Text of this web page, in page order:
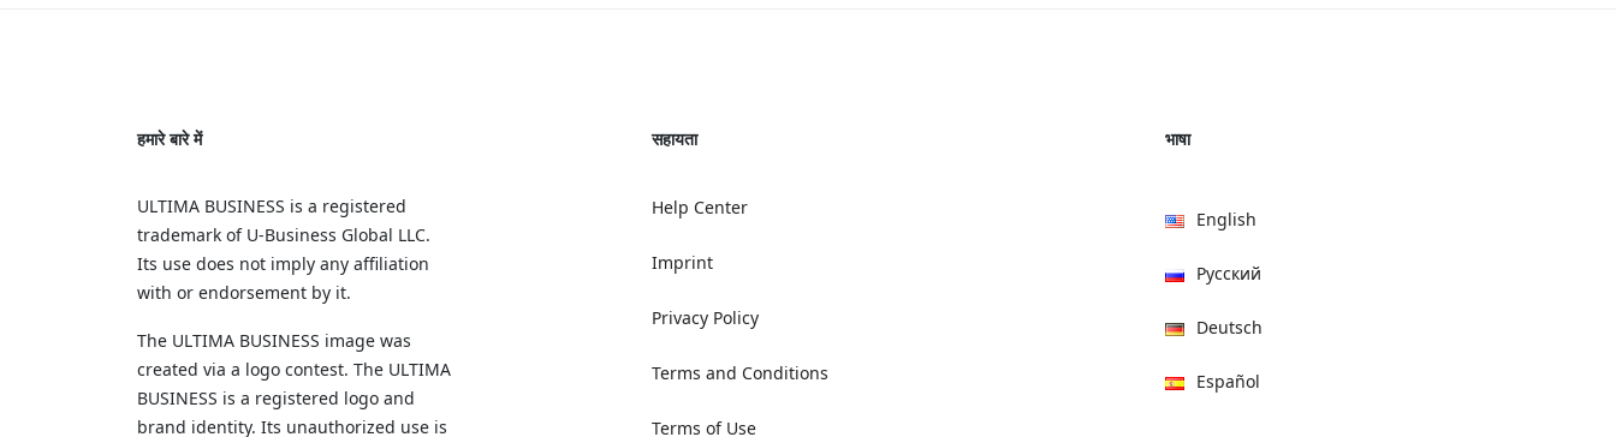
हमारे बारे में
ULTIMA BUSINESS is a registered
trademark of U‑Business Global LLC.
Its use does not imply any affiliation
with or endorsement by it.
The ULTIMA BUSINESS image was
created via a logo contest. The ULTIMA
BUSINESS is a registered logo and
brand identity. Its unauthorized use is
सहायता
Help Center
Imprint
Privacy Policy
Terms and Conditions
Terms of Use
भाषा
English
Русский
Deutsch
Español